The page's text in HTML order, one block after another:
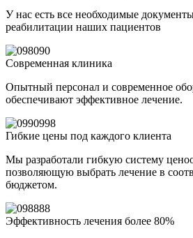
У нас есть все необходимые
реабилитации наших пациентов
Современная клиника
Опытный персонал и современное
обеспечивают эффективное лечение.
Гибкие цены под каждого клиента
Мы разработали гибкую систему
позволяющую выбрать лечение в
бюджетом.
Эффективность лечения более 80%